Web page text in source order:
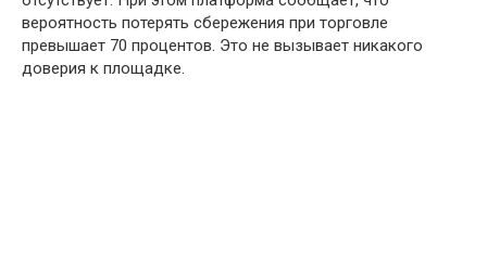
вероятность потерять сбережения при торговле
превышает 70 процентов. Это не вызывает никакого
доверия к площадке.